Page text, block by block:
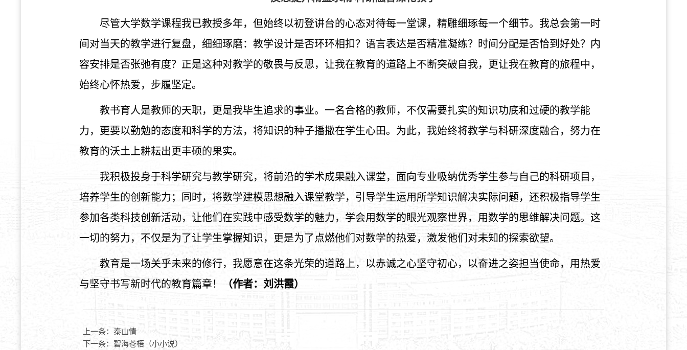
尽管大学数学课程我已教授多年，但始终以初登讲台的心态对待每一堂课，精雕细琢每一个细节。我总会第一时
间对当天的教学进行复盘，细细琢磨：教学设计是否环环相扣？语言表达是否精准凝练？时间分配是否恰到好处？内
容安排是否张弛有度？正是这种对教学的敬畏与反思，让我在教育的道路上不断突破自我，更让我在教育的旅程中，
始终心怀热爱，步履坚定。
教书育人是教师的天职，更是我毕生追求的事业。一名合格的教师，不仅需要扎实的知识功底和过硬的教学能
力，更要以勤勉的态度和科学的方法，将知识的种子播撒在学生心田。为此，我始终将教学与科研深度融合，努力在
教育的沃土上耕耘出更丰硕的果实。
我积极投身于科学研究与教学研究，将前沿的学术成果融入课堂，面向专业吸纳优秀学生参与自己的科研项目，
培养学生的创新能力；同时，将数学建模思想融入课堂教学，引导学生运用所学知识解决实际问题，还积极指导学生
参加各类科技创新活动，让他们在实践中感受数学的魅力，学会用数学的眼光观察世界，用数学的思维解决问题。这
一切的努力，不仅是为了让学生掌握知识，更是为了点燃他们对数学的热爱，激发他们对未知的探索欲望。
教育是一场关乎未来的修行，我愿意在这条光荣的道路上，以赤诚之心坚守初心，以奋进之姿担当使命，用热爱
与坚守书写新时代的教育篇章！
（作者：刘洪霞）
上一条： 泰山情
下一条： 碧海苍梧（小小说）